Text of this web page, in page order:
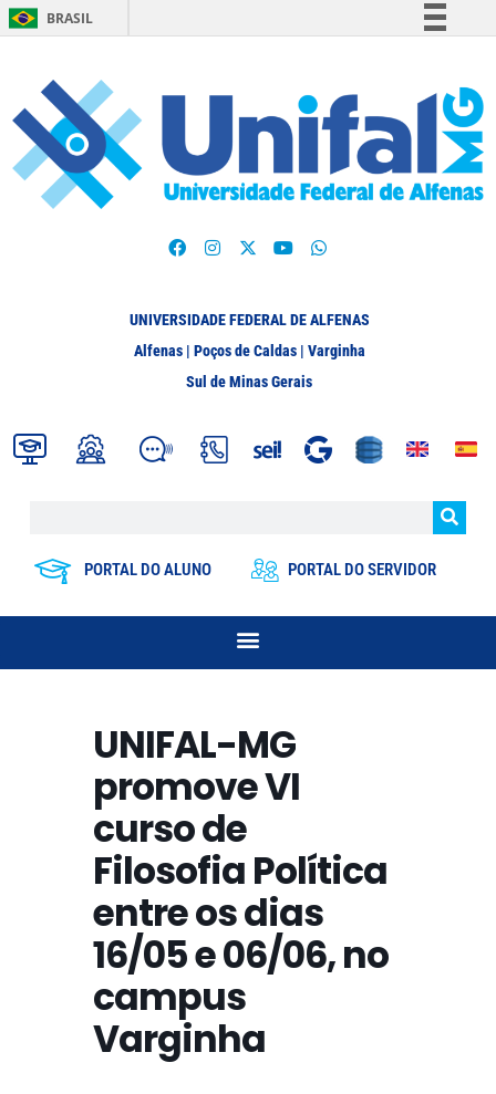
BRASIL
Participe
Acesso à informação
Legislação
UNIVERSIDADE FEDERAL DE ALFENAS
Alfenas | Poços de Caldas | Varginha
Sul de Minas Gerais
PORTAL DO ALUNO PORTAL DO SERVIDOR
UNIFAL-MG
promove VI
curso de
Filosofia Política
entre os dias
16/05 e 06/06, no
campus
Varginha